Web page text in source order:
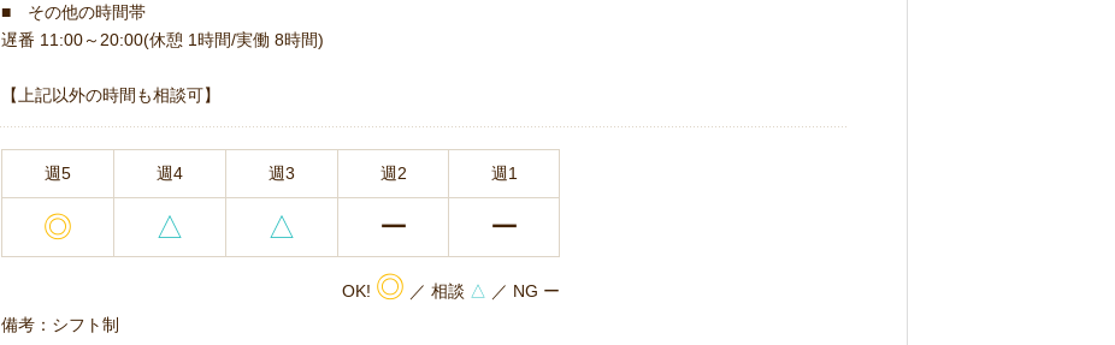
■ その他の時間帯
遅番 11:00～20:00(休憩 1時間/実働 8時間)
【上記以外の時間も相談可】
週5 週4 週3 週2 週1
◎ △ △ ー ー
OK! ◎ ／ 相談 △ ／ NG ー
備考：シフト制